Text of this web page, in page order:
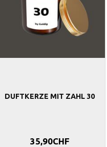
DUFTKERZE MIT ZAHL 30
35,90CHF